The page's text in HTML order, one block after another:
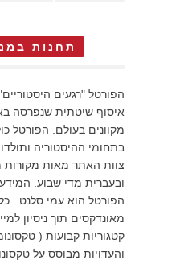
תחנות
הפורטל "רגעים
איסוף שיטתית שנפרסה
מקוונים בעולם. הפורטל
בתחומי ההיסטוריה
צוות האתר מאות מקורות
ובעברית מדי שבוע.
הפורטל הוא עמי סלנט .
מאונדקסים תוך ניסיון
קטגוריות קבועות (
והעדויות מבוסס על